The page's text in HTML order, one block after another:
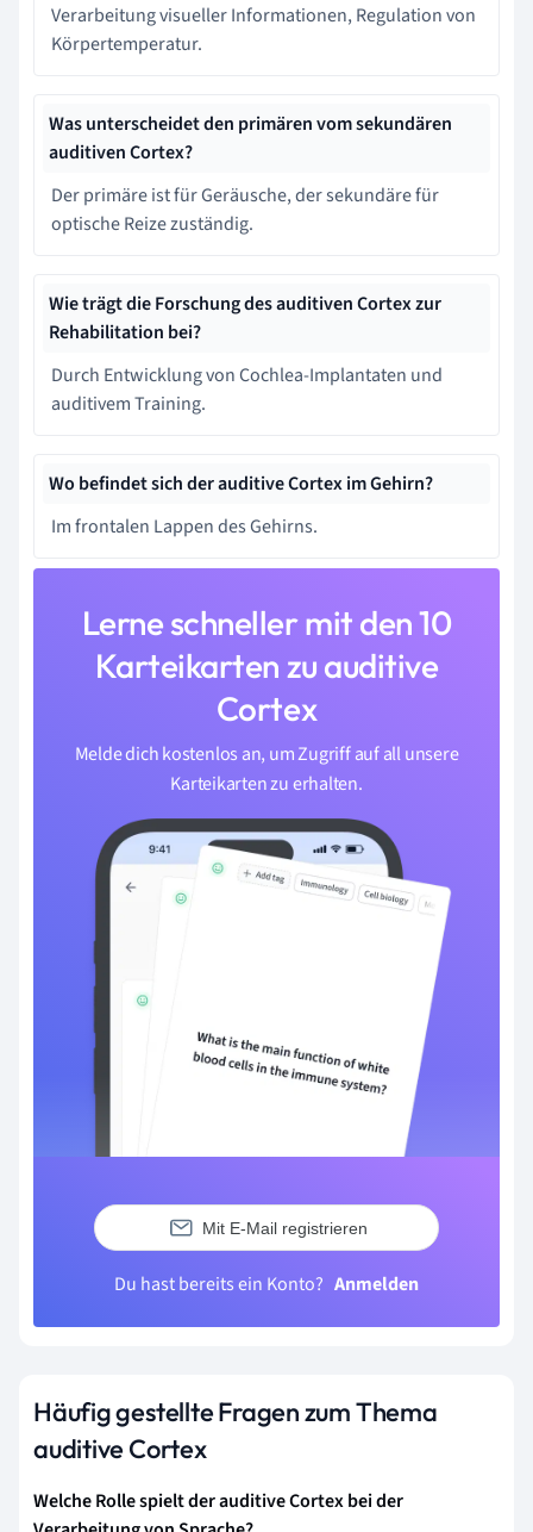
Verarbeitung visueller Informationen, Regulation von
Körpertemperatur.
Was unterscheidet den primären vom sekundären
auditiven Cortex?
Der primäre ist für Geräusche, der sekundäre für
optische Reize zuständig.
Wie trägt die Forschung des auditiven Cortex zur
Rehabilitation bei?
Durch Entwicklung von Cochlea-Implantaten und
auditivem Training.
Wo befindet sich der auditive Cortex im Gehirn?
Im frontalen Lappen des Gehirns.
Lerne schneller mit den 10
Karteikarten zu auditive
Cortex
Melde dich kostenlos an, um Zugriff auf all unsere
Karteikarten zu erhalten.
Mit E-Mail registrieren
Du hast bereits ein Konto? Anmelden
Häufig gestellte Fragen zum Thema
auditive Cortex
Welche Rolle spielt der auditive Cortex bei der